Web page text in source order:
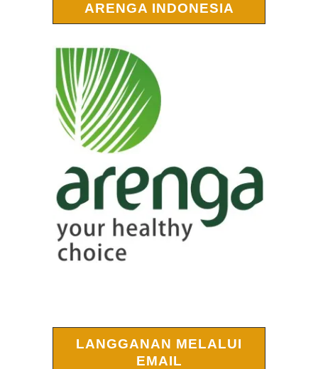
ARENGA INDONESIA
LANGGANAN MELALUI
EMAIL